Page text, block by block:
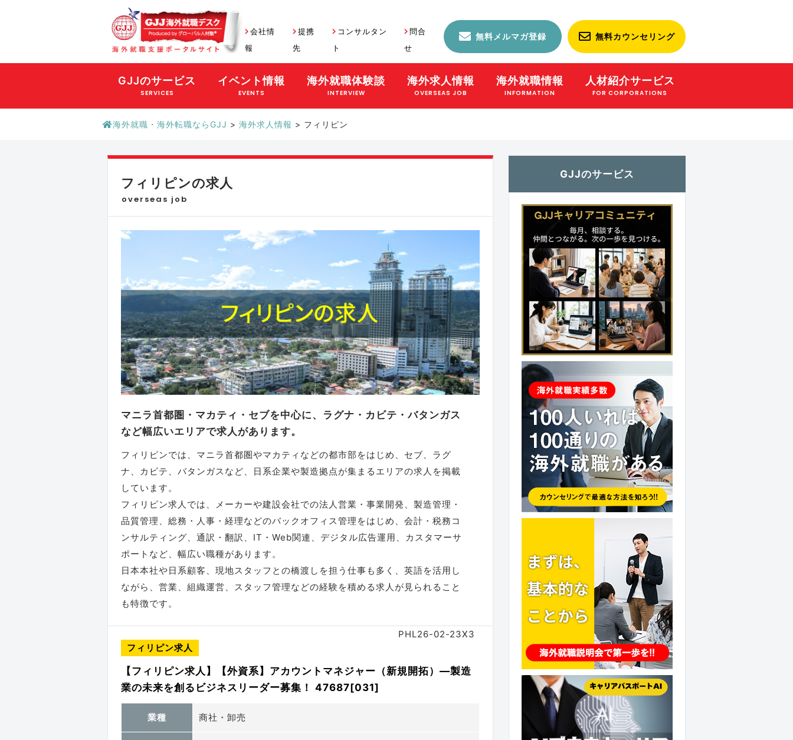
会社情
報
提携
先
コンサルタン
ト
問合
せ
無料メルマガ登録 無料カウンセリング
GJJのサービス
SERVICES
イベント情報
EVENTS
海外就職体験談
INTERVIEW
海外求人情報
OVERSEAS JOB
海外就職情報
INFORMATION
人材紹介サービス
FOR CORPORATIONS
海外就職・海外転職ならGJJ > 海外求人情報 > フィリピン
フィリピンの求人
overseas job
マニラ首都圏・マカティ・セブを中心に、ラグナ・カビテ・バタンガス
など幅広いエリアで求人があります。
フィリピンでは、マニラ首都圏やマカティなどの都市部をはじめ、セブ、ラグ
ナ、カビテ、バタンガスなど、日系企業や製造拠点が集まるエリアの求人を掲載
しています。
フィリピン求人では、メーカーや建設会社での法人営業・事業開発、製造管理・
品質管理、総務・人事・経理などのバックオフィス管理をはじめ、会計・税務コ
ンサルティング、通訳・翻訳、IT・Web関連、デジタル広告運用、カスタマーサ
ポートなど、幅広い職種があります。
日本本社や日系顧客、現地スタッフとの橋渡しを担う仕事も多く、英語を活用し
ながら、営業、組織運営、スタッフ管理などの経験を積める求人が見られること
も特徴です。
フィリピン求人
PHL26-02-23X3
【フィリピン求人】【外資系】アカウントマネジャー（新規開拓）―製造
業の未来を創るビジネスリーダー募集！ 47687[031]
業種 商社・卸売
GJJのサービス